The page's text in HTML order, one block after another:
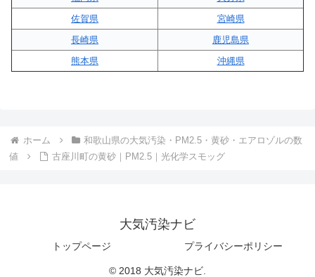
佐賀県
宮崎県
長崎県
鹿児島県
熊本県
沖縄県
ホーム
和歌山県の大気汚染・PM2.5・黄砂・エアロゾルの数
値
古座川町の黄砂｜PM2.5｜光化学スモッグ
大気汚染ナビ
トップページ プライバシーポリシー
© 2018 大気汚染ナビ.